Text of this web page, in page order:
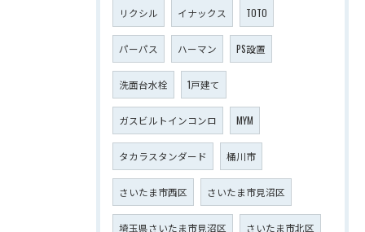
リクシル イナックス TOTO
パーパス ハーマン PS設置
洗面台水栓 1戸建て
ガスビルトインコンロ MYM
タカラスタンダード 桶川市
さいたま市西区 さいたま市見沼区
埼玉県さいたま市見沼区 さいたま市北区